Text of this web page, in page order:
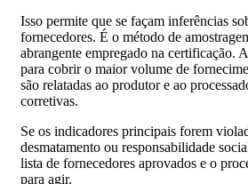
Isso permite que se façam inferências
fornecedores. É o método de
abrangente empregado na certificação.
para cobrir o maior volume de
são relatadas ao produtor e ao
corretivas.
Se os indicadores principais forem
desmatamento ou responsabilidade
lista de fornecedores aprovados e o
para agir.